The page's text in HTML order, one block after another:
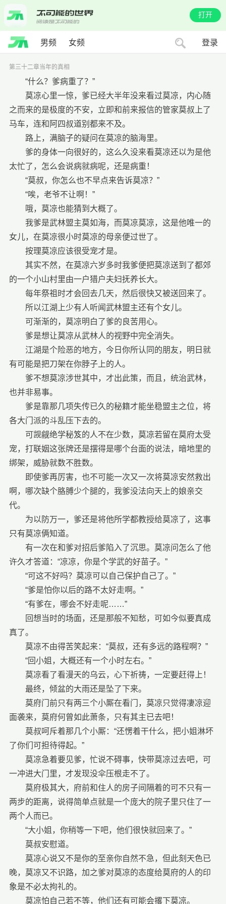
打开
男频 女频 登录
第三十二章当年的真相
“什么？爹病重了？”
莫凉心里一惊，爹已经大半年没来看过莫凉，内心随
之而来的是极度的不安，立即和前来报信的管家莫叔上了
马车，连和阿四叔道别都来不及。
路上，满脑子的疑问在莫凉的脑海里。
爹的身体一向很好的，这么久没来看莫凉还以为是他
太忙了，怎么会说病就病呢，还是病重！
“莫叔，你怎么也不早点来告诉莫凉？”
“唉，老爷不让啊！”
哦，莫凉也能猜到大概了。
我爹是武林盟主莫如海，而莫凉莫凉，这是他唯一的
女儿，在莫凉很小时莫凉的母亲便过世了。
按理莫凉应该很受宠才是。
其实不然，在莫凉六岁多时我爹便把莫凉送到了都郊
的一个小山村里由一户猎户夫妇抚养长大。
每年祭祖时才会回去几天，然后很快又被送回来了。
所以江湖上少有人听闻武林盟主还有个女儿。
可渐渐的，莫凉明白了爹的良苦用心。
爹是想让莫凉从武林人的视野中完全消失。
江湖是个险恶的地方，今日你所认同的朋友，明日就
有可能是把刀架在你脖子上的人。
爹不想莫凉涉世其中，才出此策，而且，统治武林，
也并非易事。
爹是靠那几项失传已久的秘籍才能坐稳盟主之位，将
各大门派的斗乱压下去的。
可觊觎绝学秘笈的人不在少数，莫凉若留在莫府太受
宠，打联姻这张牌还是摆得是哪个台面的说法，暗地里的
绑架，威胁就数不胜数。
即使爹再厉害，也不可能一次又一次将莫凉安然救出
啊，哪次缺个胳膊少个腿的，我爹没法向天上的娘亲交
代。
为以防万一，爹还是将他所学都教授给莫凉了，这事
只有莫凉俩知道。
有一次在和爹对招后爹陷入了沉思。莫凉问怎么了他
许久才答道：“凉凉，你是个学武的好苗子。”
“可这不好吗？莫凉可以自己保护自己了。”
“爹是怕你以后的路不太好走啊。”
“有爹在，哪会不好走呢……”
回想当时的场面，还是那般不知愁，可如今似要真成
真了。
莫凉不由得苦笑起来：“莫叔，还有多远的路程啊？”
“回小姐，大概还有一个小时左右。”
莫凉看了看漫天的乌云，心下祈祷，一定要赶得上！
最终，倾盆的大雨还是坠了下来。
莫府门前只有两三个小厮在看门，莫凉只觉得凄凉迎
面袭来，莫府何曾如此萧条，只有其主已去吧！
莫叔呵斥着那几个小厮：“还愣着干什么，把小姐淋坏
了你们可担待得起。”
莫凉急着要见爹，忙说不碍事，快带莫凉过去吧，可
一冲进大门里，才发现没伞压根走不了。
莫府极其大，府前和住人的房子间隔着的可不只有一
两步的距离，说得简单点就是一个庞大的院子里只住了一
两个人而已。
“大小姐，你稍等一下吧，他们很快就回来了。”
莫叔安慰道。
莫凉心说又不是你的至亲你自然不急，但此刻天色已
晚，莫凉又不识路，加之爹对莫凉的态度给莫府的人的印
象是不必太拘礼的。
莫凉怕自己若不等，他们还有可能会撂下莫凉。